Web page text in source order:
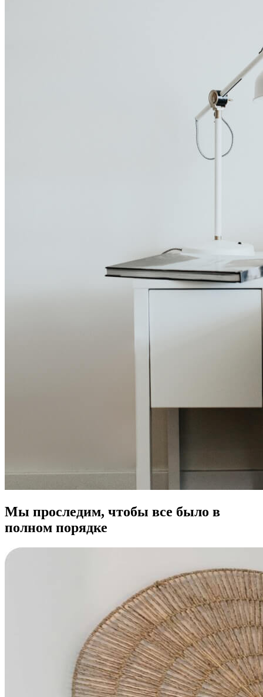
Мы проследим, чтобы все было в
полном порядке